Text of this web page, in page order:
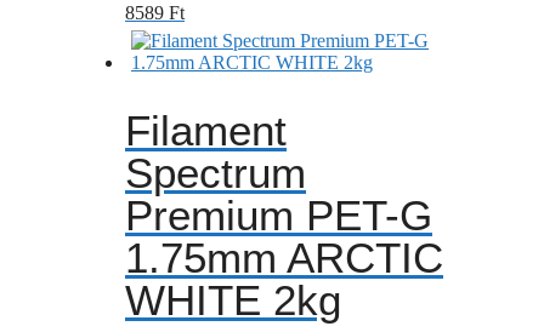
8589 Ft
Filament
Spectrum
Premium PET-G
1.75mm ARCTIC
WHITE 2kg